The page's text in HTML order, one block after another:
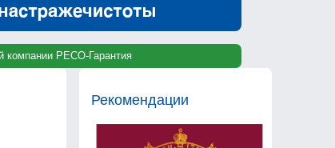
компании РЕСО-Гарантия
Рекомендации